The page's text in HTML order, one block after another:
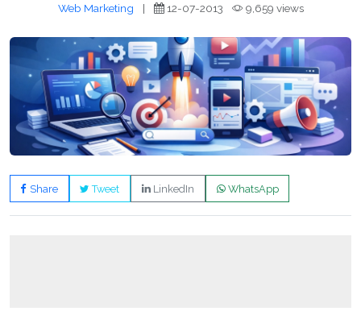
Web Marketing | 12-07-2013 9,659 views
Share Tweet LinkedIn WhatsApp